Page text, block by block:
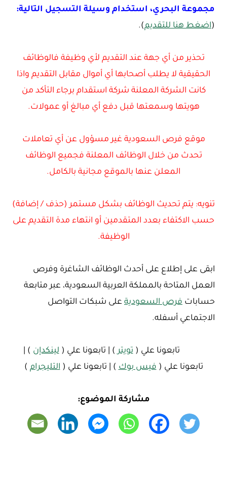
مجموعة البحري، استخدام وسيلة التسجيل التالية:
(اضغط هنا للتقديم).
تحذير من أي جهة عند التقديم لأي وظيفة فالوظائف
الحقيقية لا يطلب أصحابها أي أموال مقابل التقديم واذا
كانت الشركة المعلنة شركة استقدام برجاء التأكد من
هويتها وسمعتها قبل دفع أي مبالغ أو عمولات.
موقع فرص السعودية غير مسؤول عن أي تعاملات
تحدث من خلال الوظائف المعلنة فجميع الوظائف
المعلن عنها بالموقع مجانية بالكامل.
تنويه: يتم تحديث الوظائف بشكل مستمر (حذف / إضافة)
حسب الاكتفاء بعدد المتقدمين أو انتهاء مدة التقديم على
الوظيفة.
ابقى على إطلاع على أحدث الوظائف الشاغرة وفرص
العمل المتاحة بالمملكة العربية السعودية، عبر متابعة
حسابات فرص السعودية على شبكات التواصل
الاجتماعي أسفله.
تابعونا علي (تويتر ) | تابعونا علي (لينكدإن ) |
تابعونا علي (فيس بوك) | تابعونا علي (التليجرام )
مشاركة الموضوع: